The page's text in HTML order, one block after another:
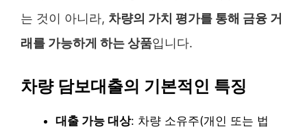
는 것이 아니라, 차량의 가치 평가를 통해 금융 거
래를 가능하게 하는 상품입니다.
차량 담보대출의 기본적인 특징
대출 가능 대상: 차량 소유주(개인 또는 법